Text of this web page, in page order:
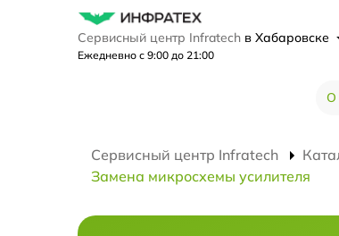
Сервисный центр Infratech в Хабаровске
Ежедневно с 9:00 до 21:00
О
Сервисный центр Infratech
Замена микросхемы усилителя